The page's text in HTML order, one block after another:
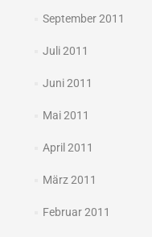
September 2011
Juli 2011
Juni 2011
Mai 2011
April 2011
März 2011
Februar 2011